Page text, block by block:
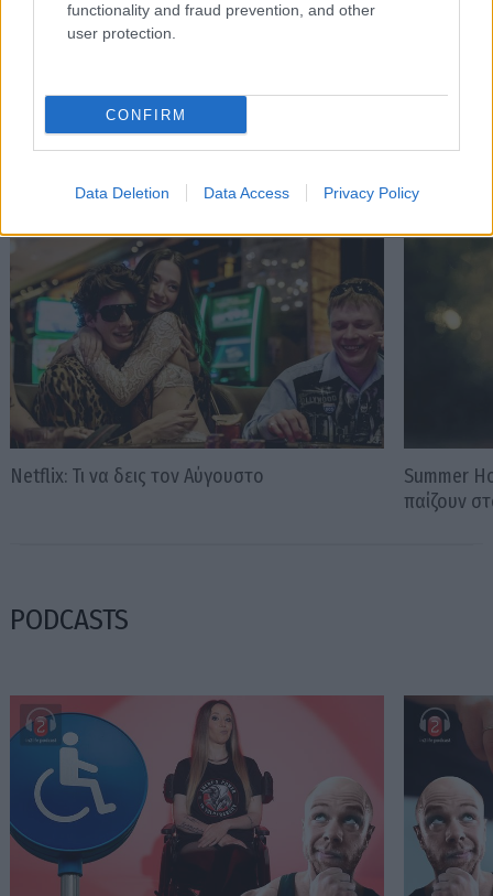
functionality and fraud prevention, and other
user protection.
CONFIRM
Data Deletion Data Access Privacy Policy
Διαβάστε επίσης
Νetflix: Τι να δεις τον Αύγουστο
Summer
παίζουν
PODCASTS